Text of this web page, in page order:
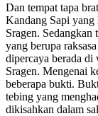
Dan tempat tapa
Kandang Sapi
Sragen. Sedangkan
yang berupa
dipercaya berada
Sragen. Mengenai
beberapa bukti.
tebing yang
dikisahkan dalam